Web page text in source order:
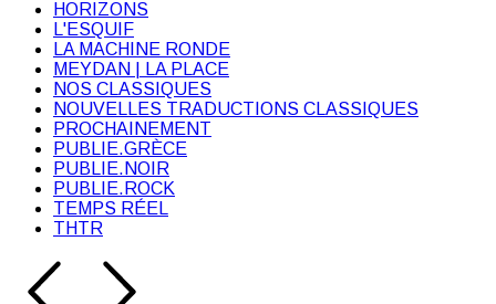
HORIZONS
L'ESQUIF
LA MACHINE RONDE
MEYDAN | LA PLACE
NOS CLASSIQUES
NOUVELLES TRADUCTIONS CLASSIQUES
PROCHAINEMENT
PUBLIE.GRÈCE
PUBLIE.NOIR
PUBLIE.ROCK
TEMPS RÉEL
THTR